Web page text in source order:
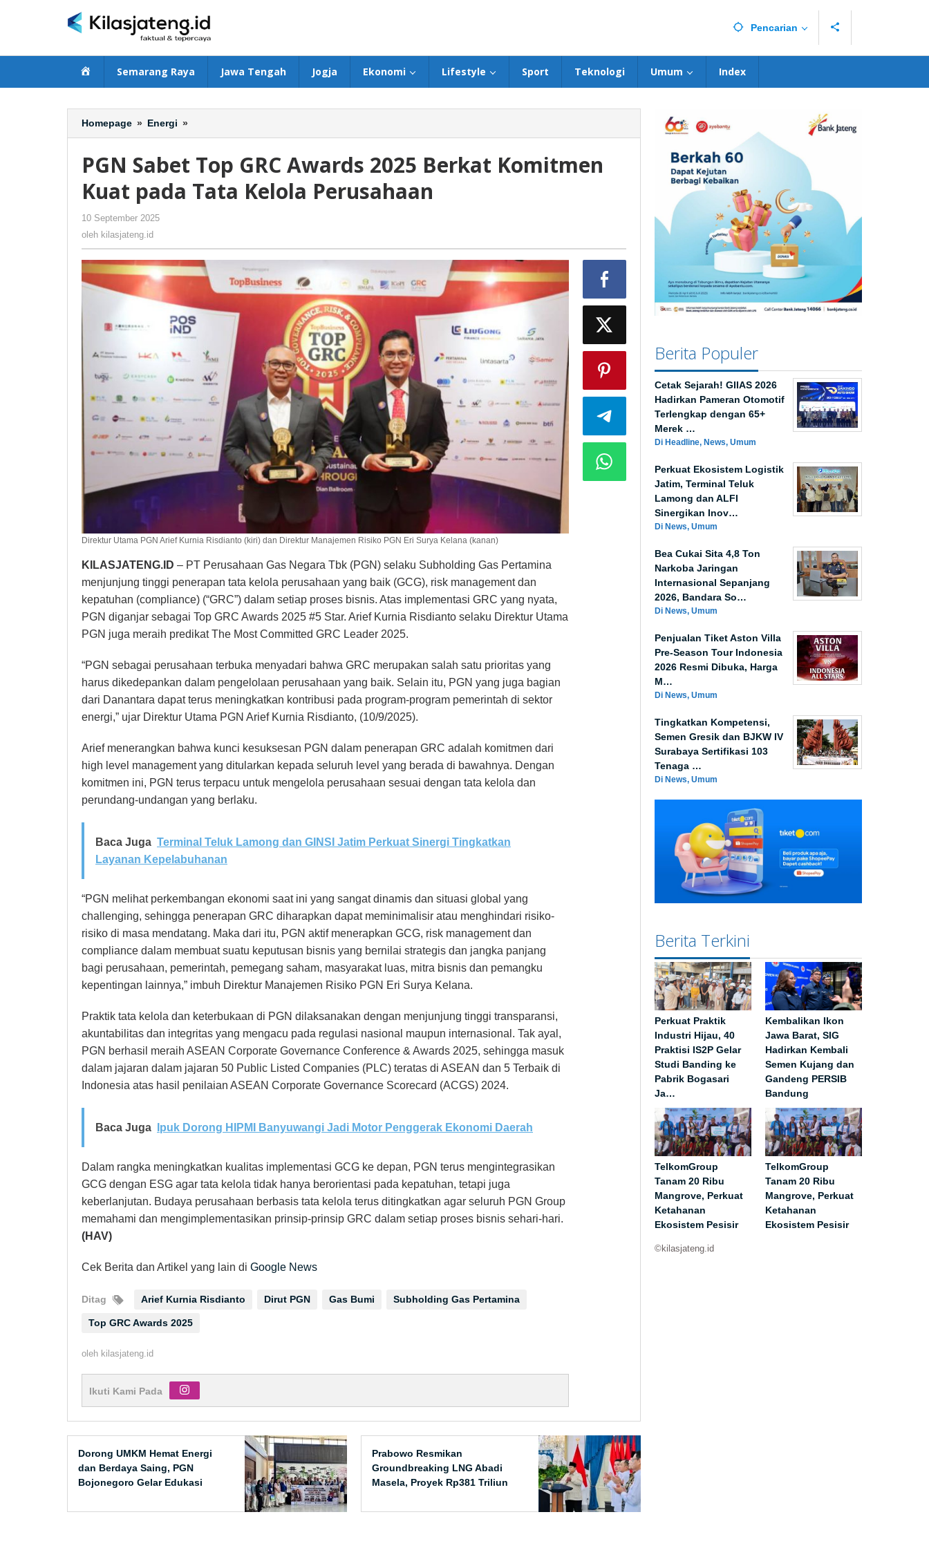
Pencarian
BerandaSemarang Raya Jawa Tengah Jogja Ekonomi Lifestyle Sport Teknologi Umum Index
Homepage » Energi »
Sabet
GRC
Awards
2025
Tata
Kelola
Perusahaan
PGN Sabet Top GRC Awards 2025 Berkat Komitmen
Kuat pada Tata Kelola Perusahaan
10 September 2025
oleh kilasjateng.id
Direktur Utama PGN Arief Kurnia Risdianto (kiri) dan Direktur Manajemen Risiko PGN Eri Surya Kelana (kanan)
KILASJATENG.ID – PT Perusahaan Gas Negara Tbk (PGN) selaku Subholding Gas Pertamina
menjunjung tinggi penerapan tata kelola perusahaan yang baik (GCG), risk management dan
kepatuhan (compliance) (“GRC”) dalam setiap proses bisnis. Atas implementasi GRC yang nyata,
PGN diganjar sebagai Top GRC Awards 2025 #5 Star. Arief Kurnia Risdianto selaku Direktur Utama
PGN juga meraih predikat The Most Committed GRC Leader 2025.
“PGN sebagai perusahaan terbuka menyadari bahwa GRC merupakan salah satu prioritas yang
harus dikedepankan dalam pengelolaan perusahaan yang baik. Selain itu, PGN yang juga bagian
dari Danantara dapat terus meningkatkan kontribusi pada program-program pemerintah di sektor
energi,” ujar Direktur Utama PGN Arief Kurnia Risdianto, (10/9/2025).
Arief menerangkan bahwa kunci kesuksesan PGN dalam penerapan GRC adalah komitmen dari
high level management yang ditularkan kepada seluruh level yang berada di bawahnya. Dengan
komitmen ini, PGN terus terpacu untuk mengelola perusahaan sesuai dengan tata kelola dan
perundang-undangan yang berlaku.
Baca Juga Terminal Teluk Lamong dan GINSI Jatim Perkuat Sinergi Tingkatkan
Layanan Kepelabuhanan
“PGN melihat perkembangan ekonomi saat ini yang sangat dinamis dan situasi global yang
challenging, sehingga penerapan GRC diharapkan dapat meminimalisir atau menghindari risiko-
risiko di masa mendatang. Maka dari itu, PGN aktif menerapkan GCG, risk management dan
compliance dalam membuat suatu keputusan bisnis yang bernilai strategis dan jangka panjang
bagi perusahaan, pemerintah, pemegang saham, masyarakat luas, mitra bisnis dan pemangku
kepentingan lainnya,” imbuh Direktur Manajemen Risiko PGN Eri Surya Kelana.
Praktik tata kelola dan keterbukaan di PGN dilaksanakan dengan menjunjung tinggi transparansi,
akuntabilitas dan integritas yang mengacu pada regulasi nasional maupun internasional. Tak ayal,
PGN berhasil meraih ASEAN Corporate Governance Conference & Awards 2025, sehingga masuk
dalam jajaran dalam jajaran 50 Public Listed Companies (PLC) teratas di ASEAN dan 5 Terbaik di
Indonesia atas hasil penilaian ASEAN Corporate Governance Scorecard (ACGS) 2024.
Baca Juga Ipuk Dorong HIPMI Banyuwangi Jadi Motor Penggerak Ekonomi Daerah
Dalam rangka meningkatkan kualitas implementasi GCG ke depan, PGN terus mengintegrasikan
GCG dengan ESG agar tata kelola tidak hanya berorientasi pada kepatuhan, tetapi juga
keberlanjutan. Budaya perusahaan berbasis tata kelola terus ditingkatkan agar seluruh PGN Group
memahami dan mengimplementasikan prinsip-prinsip GRC dalam setiap proses bisnis sehari-hari.
(HAV)
Cek Berita dan Artikel yang lain di Google News
Ditag Arief Kurnia Risdianto Dirut PGN Gas Bumi Subholding Gas Pertamina
Top GRC Awards 2025
oleh kilasjateng.id
Ikuti Kami Pada
Dorong UMKM Hemat Energi
dan Berdaya Saing, PGN
Bojonegoro Gelar Edukasi
Efficient
Prabowo Resmikan
Groundbreaking LNG Abadi
Masela, Proyek Rp381 Triliun
Berita Populer
Cetak Sejarah! GIIAS 2026
Hadirkan Pameran Otomotif
Terlengkap dengan 65+
Merek …
Di Headline, News, Umum
Perkuat Ekosistem Logistik
Jatim, Terminal Teluk
Lamong dan ALFI
Sinergikan Inov…
Di News, Umum
Bea Cukai Sita 4,8 Ton
Narkoba Jaringan
Internasional Sepanjang
2026, Bandara So…
Di News, Umum
Penjualan Tiket Aston Villa
Pre-Season Tour Indonesia
2026 Resmi Dibuka, Harga
M…
Di News, Umum
Tingkatkan Kompetensi,
Semen Gresik dan BJKW IV
Surabaya Sertifikasi 103
Tenaga …
Di News, Umum
Berita Terkini
Perkuat Praktik
Industri Hijau, 40
Praktisi IS2P Gelar
Studi Banding ke
Pabrik Bogasari
Ja…
Kembalikan Ikon
Jawa Barat, SIG
Hadirkan Kembali
Semen Kujang dan
Gandeng PERSIB
Bandung
TelkomGroup
Tanam 20 Ribu
Mangrove, Perkuat
Ketahanan
Ekosistem Pesisir
TelkomGroup
Tanam 20 Ribu
Mangrove, Perkuat
Ketahanan
Ekosistem Pesisir
©kilasjateng.id